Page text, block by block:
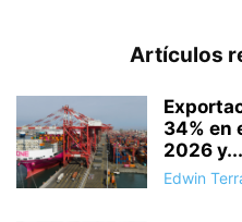
Artículos
34% en
2026 y...
Edwin